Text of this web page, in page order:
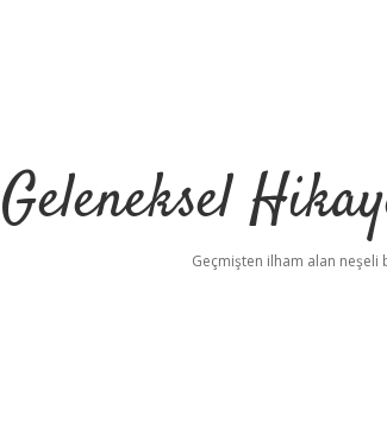
Geleneksel
Geçmişten ilham alan neşeli